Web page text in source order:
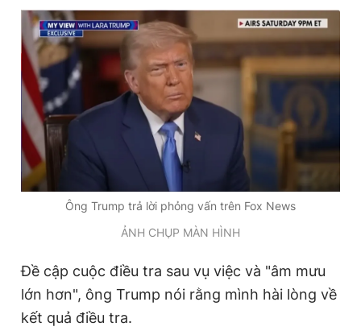
Ông Trump trả lời phỏng vấn trên Fox News
ẢNH CHỤP MÀN HÌNH
Đề cập cuộc điều tra sau vụ việc và "âm mưu
lớn hơn", ông Trump nói rằng mình hài lòng về
kết quả điều tra.